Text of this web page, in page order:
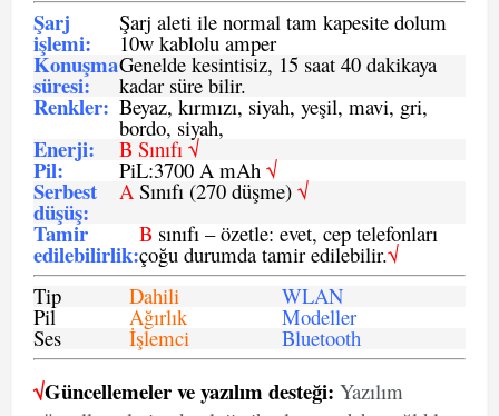
Şarj
işlemi:
Şarj aleti ile normal tam kapesite dolum
10w kablolu amper
Konuşma
süresi:
Genelde kesintisiz, 15 saat 40 dakikaya
kadar süre bilir.
Renkler: Beyaz, kırmızı, siyah, yeşil, mavi, gri,
bordo, siyah,
Enerji: B Sınıfı √
Pil: PiL:3700 A mAh √
Serbest
düşüş:
ASınıfı (270 düşme) √
Tamir
edilebilirlik:
B sınıfı – özetle: evet, cep telefonları
çoğu durumda tamir edilebilir.√
Tip
Dahili WLAN
Pil Ağırlık Modeller
Ses İşlemci Bluetooth
√Güncellemeler ve yazılım desteği: Yazılım